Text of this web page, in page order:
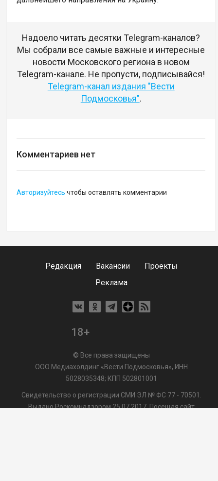
Надоело читать десятки Telegram-каналов?
Мы собрали все самые важные и интересные
новости Московского региона в новом
Telegram-канале. Не пропусти, подписывайся!
Telegram-канал издания "Вести
Подмосковья".
Комментариев нет
Авторизуйтесь чтобы оставлять комментарии
Редакция Вакансии
Проекты
Реклама
18+
© Все права защищены
ООО Медиахолдинг «Вести Подмосковья», ИНН
5028035348; КПП 502801001
Свидетельство о регистрации СМИ ЭЛ № ФС 77 - 70501.
Выдано Роскомнадзором 25.07.2017. Посещая сайт